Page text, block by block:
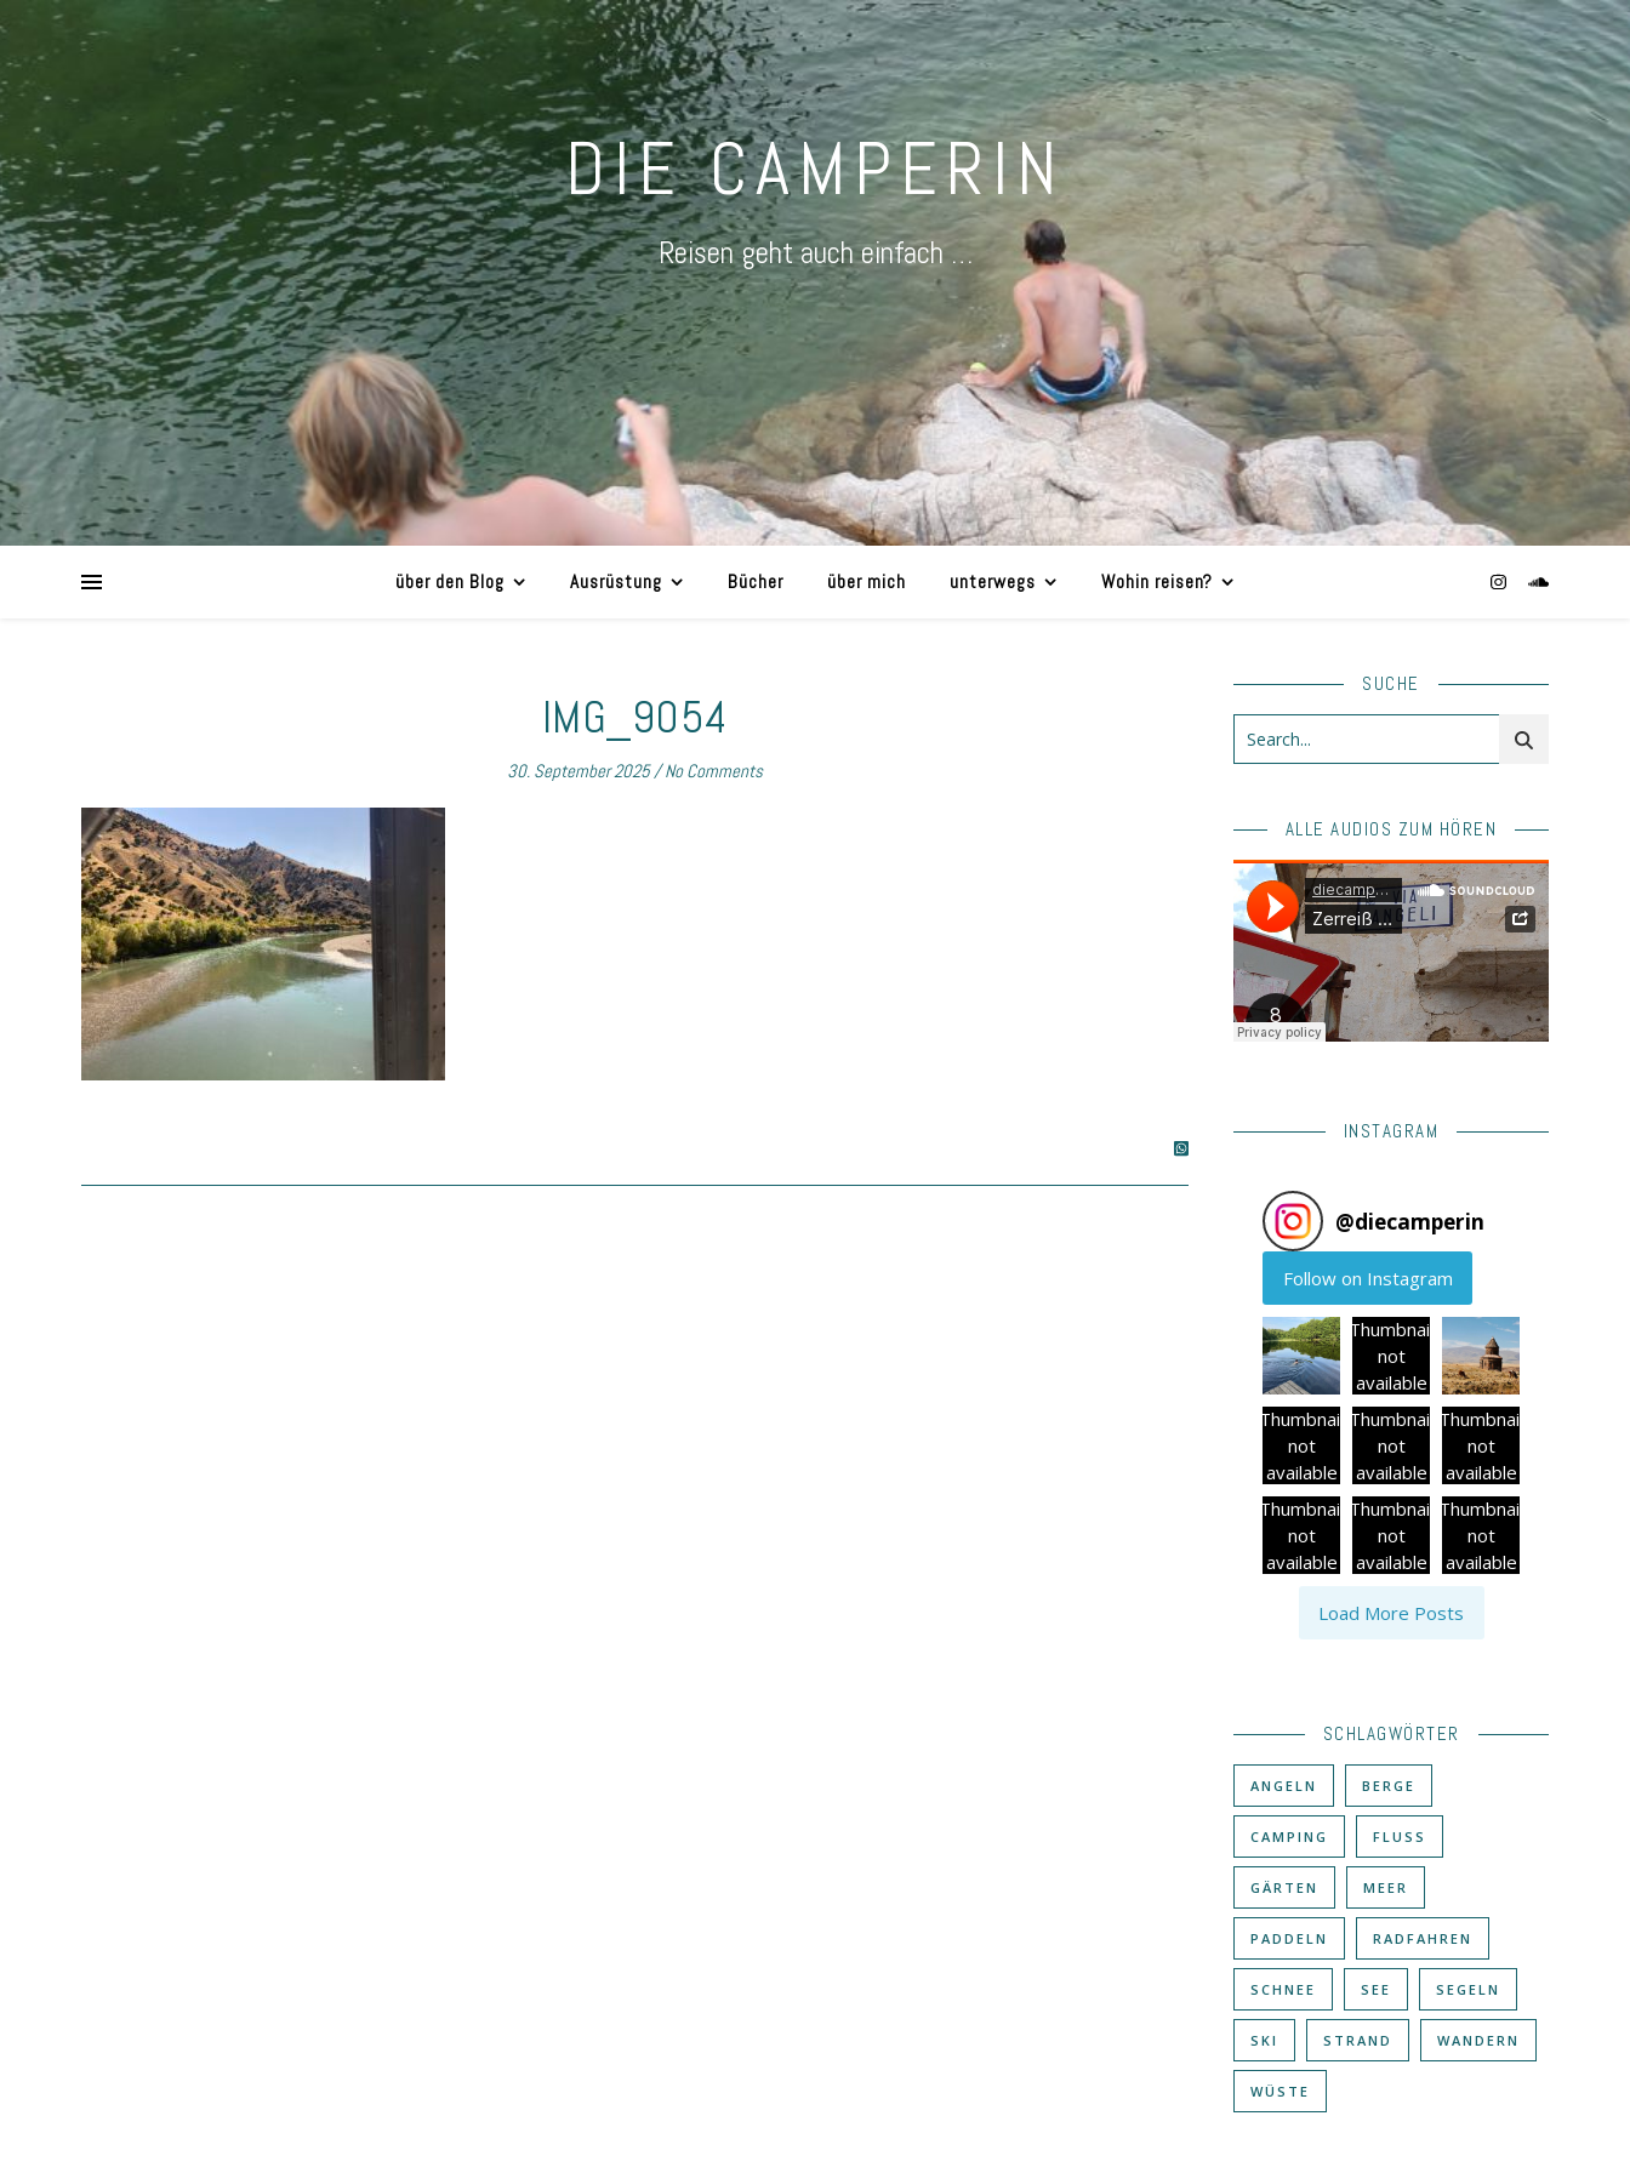
DIE CAMPERIN
Reisen geht auch einfach …
über den Blog Ausrüstung Bücher über mich unterwegs Wohin reisen?
IMG_9054
30. September 2025/ No Comments
SUCHE
ALLE AUDIOS ZUM HÖREN
INSTAGRAM
@diecamperin
Follow on Instagram
Thumbnail
not
available
Thumbnail
not
available
Thumbnail
not
available
Thumbnail
not
available
Thumbnail
not
available
Thumbnail
not
available
Thumbnail
not
available
Load More Posts
SCHLAGWÖRTER
ANGELN BERGE
CAMPING FLUSS
GÄRTEN MEER
PADDELN RADFAHREN
SCHNEE SEE SEGELN
SKI STRAND WANDERN
WÜSTE